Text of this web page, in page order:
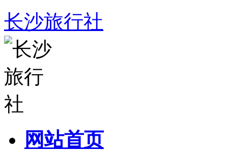
长沙旅行社
网站首页